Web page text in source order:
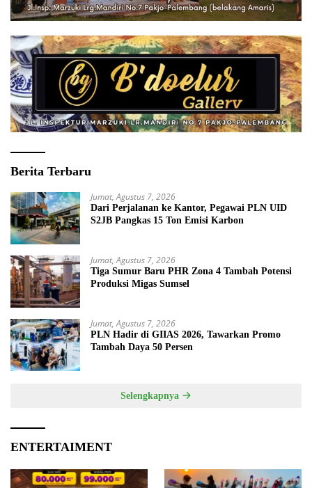
Berita Terbaru
Jumat, Agustus 7, 2026
Dari Perjalanan ke Kantor, Pegawai PLN UID
S2JB Pangkas 15 Ton Emisi Karbon
Jumat, Agustus 7, 2026
Tiga Sumur Baru PHR Zona 4 Tambah Potensi
Produksi Migas Sumsel
Jumat, Agustus 7, 2026
PLN Hadir di GIIAS 2026, Tawarkan Promo
Tambah Daya 50 Persen
Selengkapnya
ENTERTAIMENT